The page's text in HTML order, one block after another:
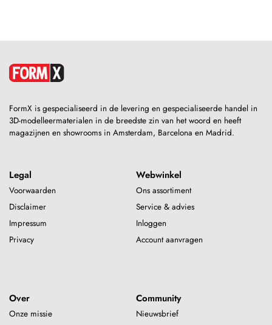
FormX is gespecialiseerd in de levering en gespecialiseerde handel in
3D-modelleermaterialen in de breedste zin van het woord en heeft
magazijnen en showrooms in Amsterdam, Barcelona en Madrid.
Legal
Voorwaarden
Disclaimer
Impressum
Privacy
Webwinkel
Ons assortiment
Service & advies
Inloggen
Account aanvragen
Over
Onze missie
Community
Nieuwsbrief